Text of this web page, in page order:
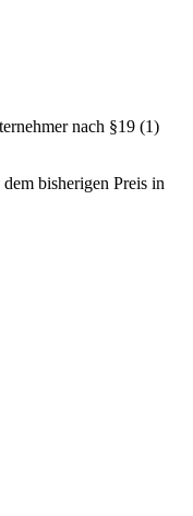
nach §19 (1)
bisherigen Preis in